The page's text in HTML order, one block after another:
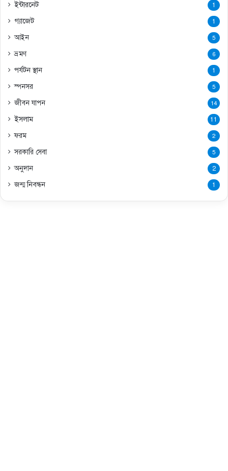
ইন্টারনেট 1
গ্যাজেট 1
আইন 5
ভ্রমণ 6
পর্যটন স্থান 1
স্পনসর 5
জীবন যাপন 14
ইসলাম 11
ফরম 2
সরকারি সেবা 5
অনুদান 2
জন্ম নিবন্ধন 1